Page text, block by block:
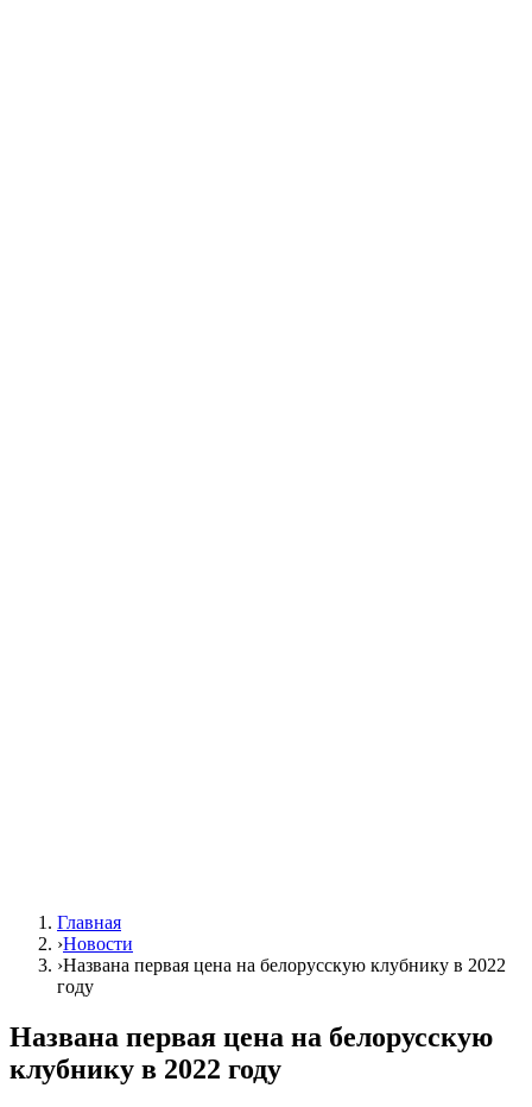
Главная
›Новости
›Названа первая цена на белорусскую клубнику в 2022
году
Названа первая цена на белорусскую
клубнику в 2022 году